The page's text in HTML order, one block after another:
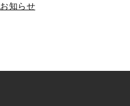
お知らせ